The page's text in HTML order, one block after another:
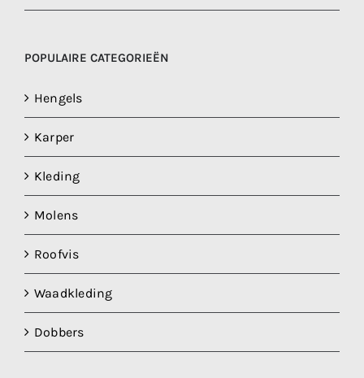
POPULAIRE CATEGORIEËN
Hengels
Karper
Kleding
Molens
Roofvis
Waadkleding
Dobbers